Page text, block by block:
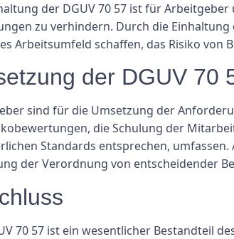
der DGUV 70 57 ist für
zu verhindern. Durch die
Arbeitsumfeld schaffen, das Risiko
der DGUV 70
sind für die Umsetzung der
die Schulung der
Standards entsprechen,
der Verordnung von entscheidender
70 57 ist ein wesentlicher Bestandteil